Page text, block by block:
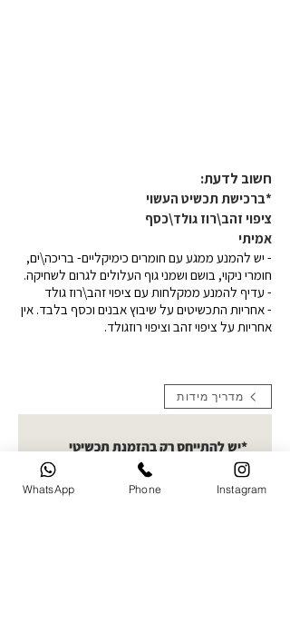
חשוב לדעת:​
*ברכישת תכשיט העשוי
ציפוי זהב\רוז גולד\כסף
אמיתי
- יש להמנע ממגע עם חומרים כימיקליים- בריכה\ים,
חומרי ניקוי, בושם ושמני גוף העלולים לגרום לשחיקה.
- עדיף להמנע ממקלחות עם ציפוי זהב\רוז גולד
- אחריות התכשיטים על שיבוץ אבנים וכסף בלבד. אין
אחריות על ציפוי זהב וציפוי רוזגולד.
מדריך מידות
*יש להתייחס רק בהזמנת תכשיטי
תמונה העלאת תמונות- קולקציית
חריטות תמונה בחרו תמונה ברורה
להעלאה. ניתן לעלות עד 5 תמונותWhatsApp Phone Instagram